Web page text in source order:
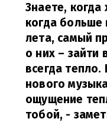
Знаете, когда
когда больше
лета, самый
о них – зайти
всегда тепло.
нового
ощущение
тобой, -